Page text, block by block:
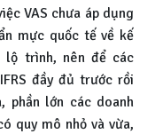
VAS chưa áp dụng
mực quốc tế về kế
trình, nên để các
đầy đủ trước rồi
phần lớn các doanh
quy mô nhỏ và vừa,